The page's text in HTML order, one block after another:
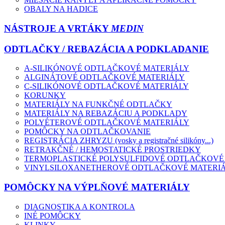
OBALY NA HADICE
NÁSTROJE A VRTÁKY MEDIN
ODTLAČKY / REBAZÁCIA A PODKLADANIE
A-SILIKÓNOVÉ ODTLAČKOVÉ MATERIÁLY
ALGINÁTOVÉ ODTLAČKOVÉ MATERIÁLY
C-SILIKÓNOVÉ ODTLAČKOVÉ MATERIÁLY
KORUNKY
MATERIÁLY NA FUNKČNÉ ODTLAČKY
MATERIÁLY NA REBAZÁCIU A PODKLADY
POLYÉTEROVÉ ODTLAČKOVÉ MATERIÁLY
POMÔCKY NA ODTLAČKOVANIE
REGISTRÁCIA ZHRYZU (vosky a registračné silikóny...)
RETRAKČNÉ / HEMOSTATICKÉ PROSTRIEDKY
TERMOPLASTICKÉ POLYSULFIDOVÉ
VINYLSILOXANETHEROVÉ ODTLAČKOVÉ
POMÔCKY NA VÝPLŇOVÉ MATERIÁLY
DIAGNOSTIKA A KONTROLA
INÉ POMÔCKY